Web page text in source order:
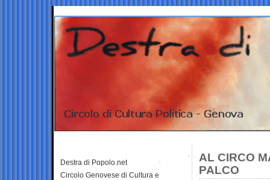
AL CIRCO
PALCO
Destra di Popolo.net
Circolo Genovese di Cultura e